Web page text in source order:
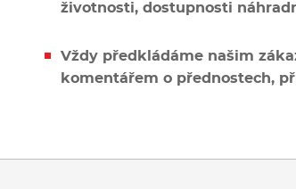
životnosti, dostupnosti
Vždy předkládáme našim
komentářem o přednostech,